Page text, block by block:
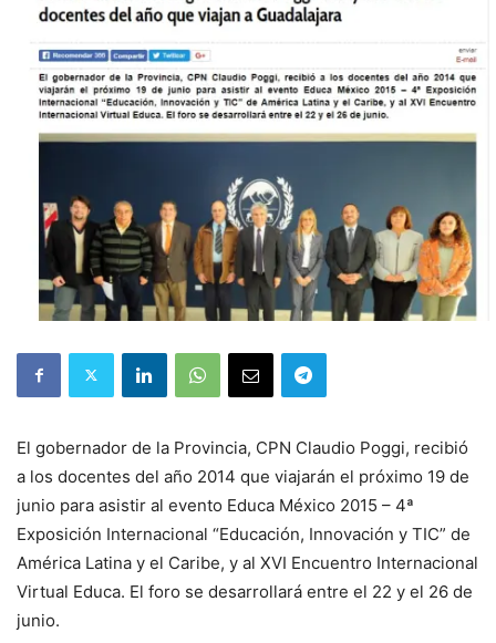
El gobernador de la Provincia, CPN Claudio Poggi, recibió
a los docentes del año 2014 que viajarán el próximo 19 de
junio para asistir al evento Educa México 2015 – 4ª
Exposición Internacional “Educación, Innovación y TIC” de
América Latina y el Caribe, y al XVI Encuentro Internacional
Virtual Educa. El foro se desarrollará entre el 22 y el 26 de
junio.